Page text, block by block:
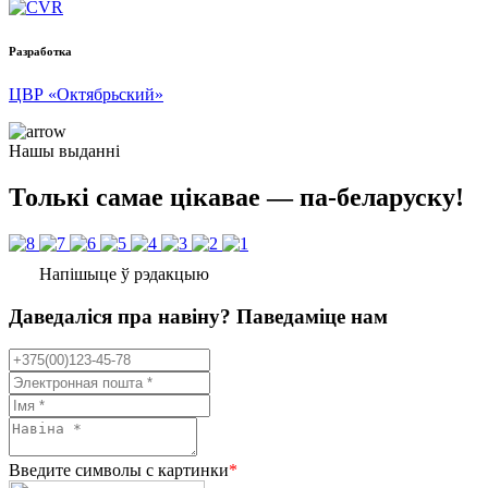
Разработка
ЦВР «Октябрьский»
Нашы выданні
Толькі самае цікавае — па-беларуску!
Напішыце ў рэдакцыю
Даведаліся пра навіну? Паведаміце нам
Введите символы с картинки*